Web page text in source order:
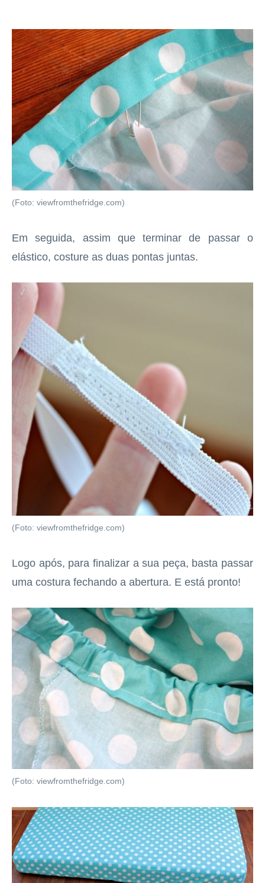
(Foto: viewfromthefridge.com)
Em seguida, assim que terminar de passar o
elástico, costure as duas pontas juntas.
(Foto: viewfromthefridge.com)
Logo após, para finalizar a sua peça, basta passar
uma costura fechando a abertura. E está pronto!
(Foto: viewfromthefridge.com)